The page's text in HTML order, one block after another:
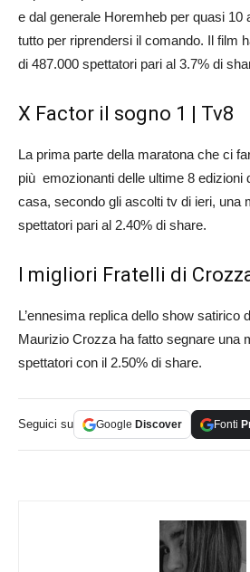
e dal generale Horemheb per quasi 10
tutto per riprendersi il comando. Il film
di 487.000 spettatori pari al 3.7% di
X Factor il sogno 1 | Tv8
La prima parte della maratona che ci
più emozionanti delle ultime 8 edizioni
casa, secondo gli ascolti tv di ieri, una
spettatori pari al 2.40% di share.
I migliori Fratelli di
L’ennesima replica dello show satirico
Maurizio Crozza ha fatto segnare una
spettatori con il 2.50% di share.
Seguici su Google Discover Fonti